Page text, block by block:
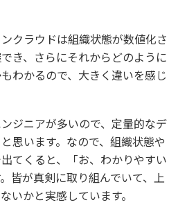
クラウドは組織状態が数値化さ
き、さらにそれからどのように
わかるので、大きく違いを感じ
ジニアが多いので、定量的なデ
思います。なので、組織状態や
てくると、「お、わかりやすい
皆が真剣に取り組んでいて、上
いかと実感しています。